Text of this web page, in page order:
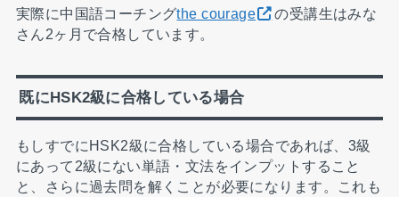
実際に中国語コーチングthe courage
の受講生はみな
さん2ヶ月で合格しています。
既にHSK2級に合格している場合
もしすでにHSK2級に合格している場合であれば、3級
にあって2級にない単語・文法をインプットすること
と、さらに過去問を解くことが必要になります。これも